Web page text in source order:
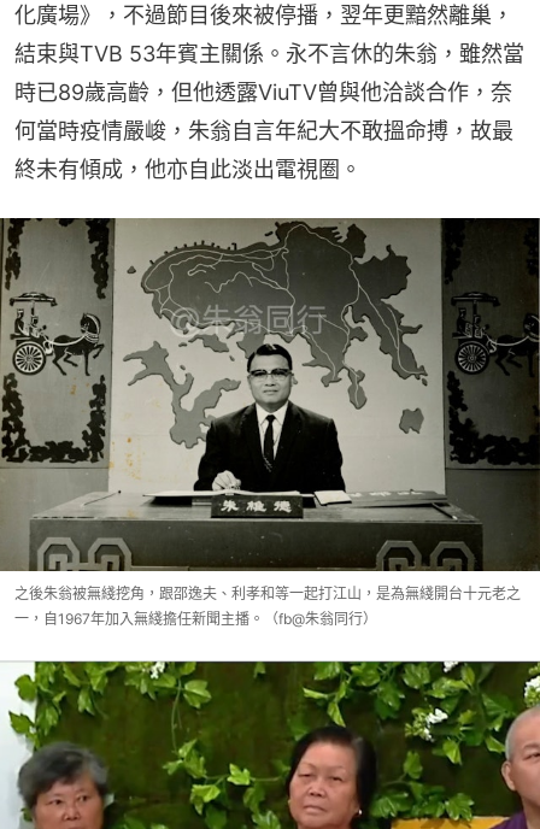
化廣場》，不過節目後來被停播，翌年更黯然離巢，
結束與TVB 53年賓主關係。永不言休的朱翁，雖然當
時已89歲高齡，但他透露ViuTV曾與他洽談合作，奈
何當時疫情嚴峻，朱翁自言年紀大不敢搵命搏，故最
終未有傾成，他亦自此淡出電視圈。
之後朱翁被無綫挖角，跟邵逸夫、利孝和等一起打江山，是為無綫開台十元老之
一，自1967年加入無綫擔任新聞主播。（fb@朱翁同行）